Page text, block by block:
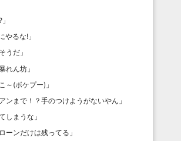
」
やるな! 」
うだ 」
れん坊 」
～(ボケプー) 」
ンまで！？手のつけようがないやん 」
しまうな 」
ーンだけは残ってる 」